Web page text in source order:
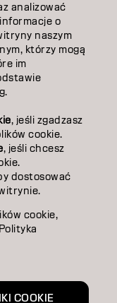
użytkowania
rozwoju
analizować
o
naszym
którzy mogą
im
, jeśli zgadzasz
cookie.
, jeśli chcesz
dostosować
cookie,
COOKIE